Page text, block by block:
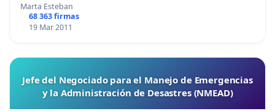
Marta Esteban
68 363 firmas
19 Mar 2011
Jefe del Negociado para el Manejo de Emergencias
y la Administración de Desastres (NMEAD)